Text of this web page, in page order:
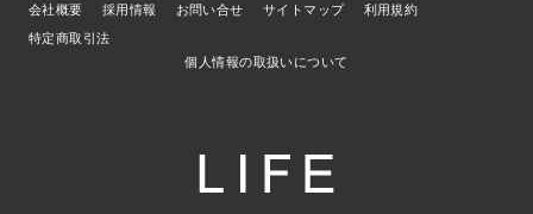
会社概要 採用情報 お問い合せ サイトマップ
利用規約
特定商取引法
個人情報の取扱いについて